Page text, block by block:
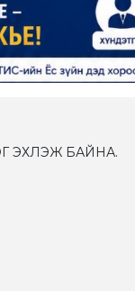
ЭХЛЭЖ БАЙНА.